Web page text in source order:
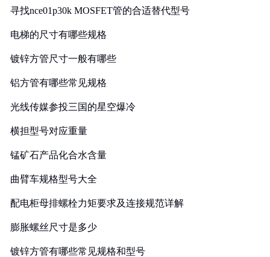
寻找nce01p30k MOSFET管的合适替代型号
电梯的尺寸有哪些规格
镀锌方管尺寸一般有哪些
铝方管有哪些常见规格
光线传媒参投三国的星空爆冷
横担型号对应重量
锰矿石产品化合水含量
曲臂车规格型号大全
配电柜母排螺栓力矩要求及连接规范详解
膨胀螺丝尺寸是多少
镀锌方管有哪些常见规格和型号